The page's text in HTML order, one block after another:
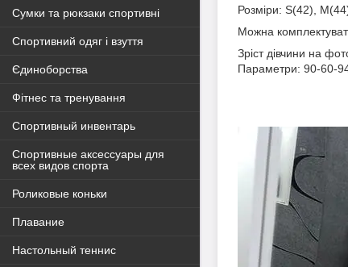
Розміри: S(42),
Можна
Зріст дівчини на
Параметри: 90-60-
Сумки та рюкзаки спортивні
Спортивний одяг і взуття
Єдиноборства
Фітнес та тренування
Спортивный инвентарь
Спортивные аксессуары для
всех видов спорта
Роликовые коньки
Плавание
Настольный теннис